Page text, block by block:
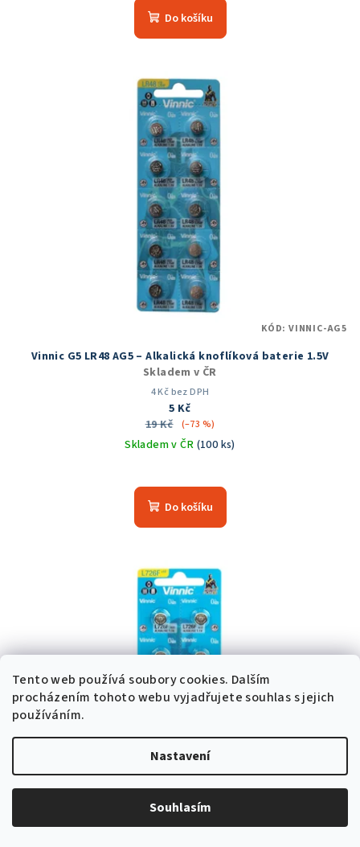
Tento web používá soubory cookies. Dalším
procházením tohoto webu vyjadřujete souhlas s jejich
používáním.
Nastavení
Souhlasím
Do košíku
Vinnic G5 LR48 AG5 – Alkalická knoflíková baterie 1.5V
Skladem v ČR
4 Kč bez DPH
5 Kč
19 Kč
(–73 %)
Skladem v ČR (100 ks)
Do košíku
KÓD: VINNIC-AG5